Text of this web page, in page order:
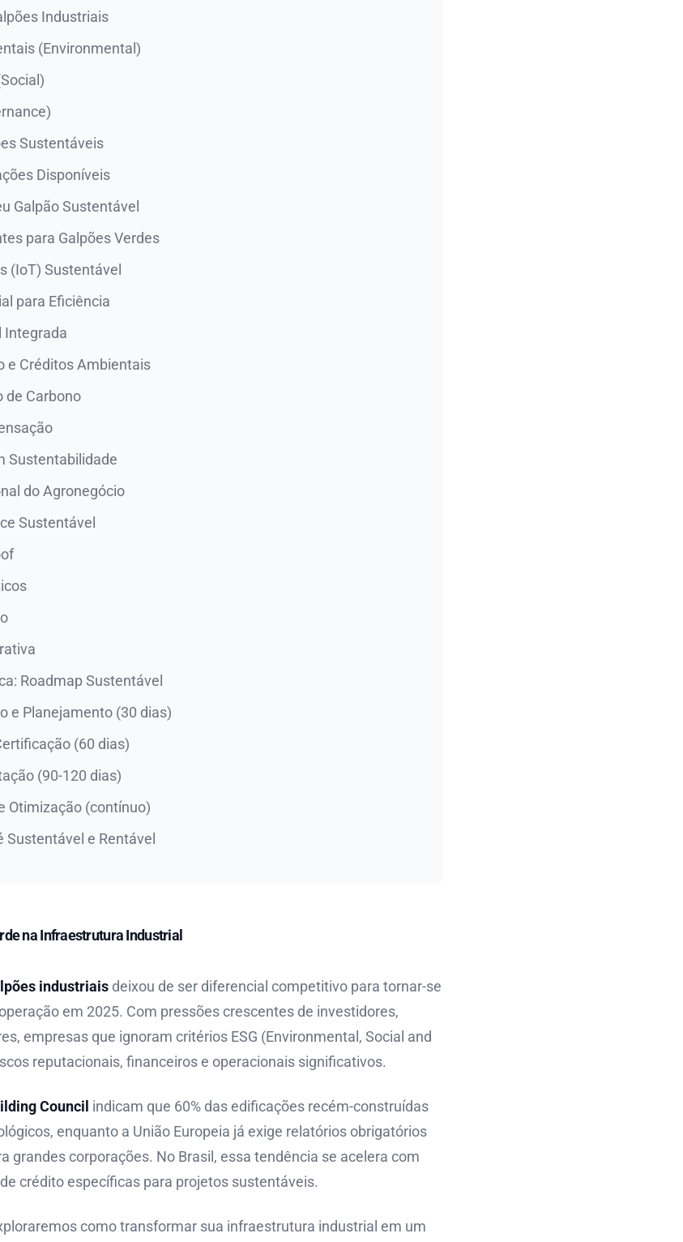
Industriais
(Environmental)
Sustentáveis
Disponíveis
Galpão Sustentável
para Galpões Verdes
(IoT) Sustentável
para Eficiência
Integrada
e Créditos Ambientais
de Carbono
Sustentabilidade
do Agronegócio
Sustentável
Roadmap Sustentável
e Planejamento (30 dias)
(60 dias)
(90-120 dias)
Otimização (contínuo)
Sustentável e Rentável
na Infraestrutura Industrial
industriais deixou de ser diferencial competitivo para tornar-se
em 2025. Com pressões crescentes de investidores,
empresas que ignoram critérios ESG (Environmental, Social and
reputacionais, financeiros e operacionais significativos.
Council indicam que 60% das edificações recém-construídas
enquanto a União Europeia já exige relatórios obrigatórios
grandes corporações. No Brasil, essa tendência se acelera com
crédito específicas para projetos sustentáveis.
como transformar sua infraestrutura industrial em um